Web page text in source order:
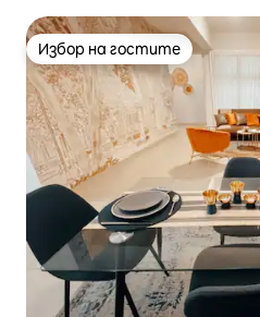
Избор на гостите
Избор на гостите